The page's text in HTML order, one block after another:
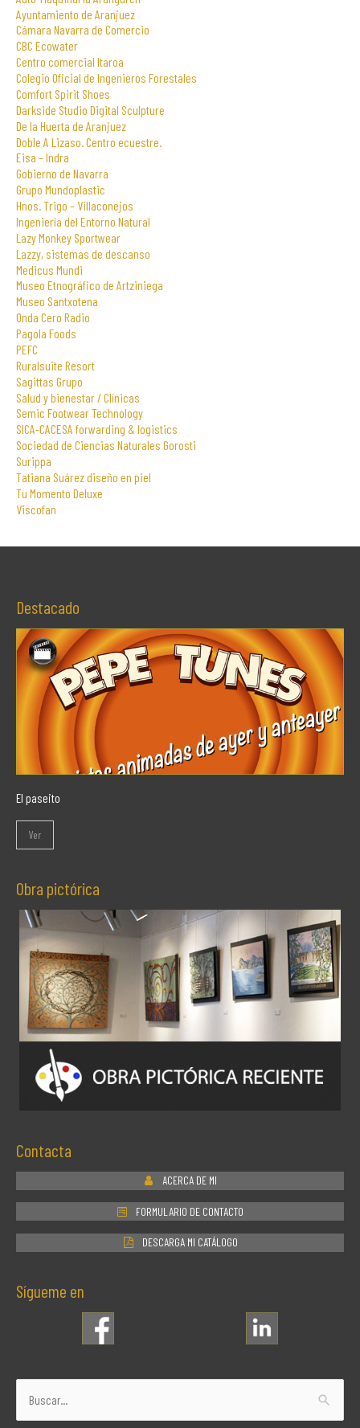
Ayuntamiento de Aranjuez
Cámara Navarra de Comercio
CBC Ecowater
Centro comercial Itaroa
Colegio Oficial de Ingenieros Forestales
Comfort Spirit Shoes
Darkside Studio Digital Sculpture
De la Huerta de Aranjuez
Doble A Lizaso. Centro ecuestre.
Eisa – Indra
Gobierno de Navarra
Grupo Mundoplastic
Hnos. Trigo – Villaconejos
Ingeniería del Entorno Natural
Lazy Monkey Sportwear
Lazzy, sistemas de descanso
Medicus Mundi
Museo Etnográfico de Artziniega
Museo Santxotena
Onda Cero Radio
Pagola Foods
PEFC
Ruralsuite Resort
Sagittas Grupo
Salud y bienestar / Clínicas
Semic Footwear Technology
SICA-CACESA forwarding & logistics
Sociedad de Ciencias Naturales Gorosti
Surippa
Tatiana Suárez diseño en piel
Tu Momento Deluxe
Viscofan
Destacado
El paseito
Ver
Obra pictórica
Contacta
ACERCA DE MI
FORMULARIO DE CONTACTO
DESCARGA MI CATÁLOGO
Sígueme en
Buscar
por: